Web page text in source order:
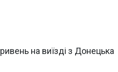
на виїзді з Донецька